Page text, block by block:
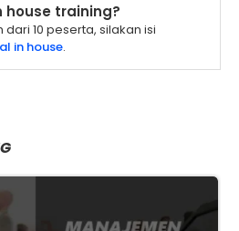
house training?
10 peserta, silakan isi
in house.